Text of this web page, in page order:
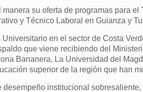
su oferta de programas para
y Técnico Laboral en Guianza y
en el sector de Costa
que viene recibiendo del
Bananera, La Universidad del
superior de la región que han
desempeño institucional